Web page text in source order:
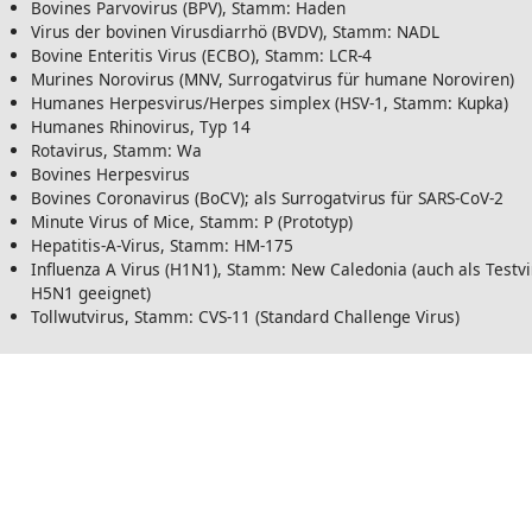
Bovines Parvovirus (BPV), Stamm: Haden
Virus der bovinen Virusdiarrhö (BVDV), Stamm: NADL
Bovine Enteritis Virus (ECBO), Stamm: LCR-4
Murines Norovirus (MNV, Surrogatvirus für humane Noroviren)
Humanes Herpesvirus/Herpes simplex (HSV-1, Stamm: Kupka)
Humanes Rhinovirus, Typ 14
Rotavirus, Stamm: Wa
Bovines Herpesvirus
Bovines Coronavirus (BoCV); als Surrogatvirus für SARS-CoV-2
Minute Virus of Mice, Stamm: P (Prototyp)
Hepatitis-A-Virus, Stamm: HM-175
Influenza A Virus (H1N1), Stamm: New Caledonia (auch als
H5N1 geeignet)
Tollwutvirus, Stamm: CVS-11 (Standard Challenge Virus)